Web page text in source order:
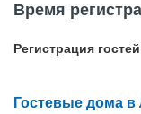
Время
Регистрация
Гостевые дома в